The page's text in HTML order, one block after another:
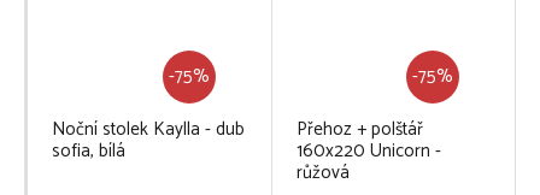
-75%
Noční stolek Kaylla - dub
sofia, bílá
-75%
Přehoz + polštář
160x220 Unicorn -
růžová